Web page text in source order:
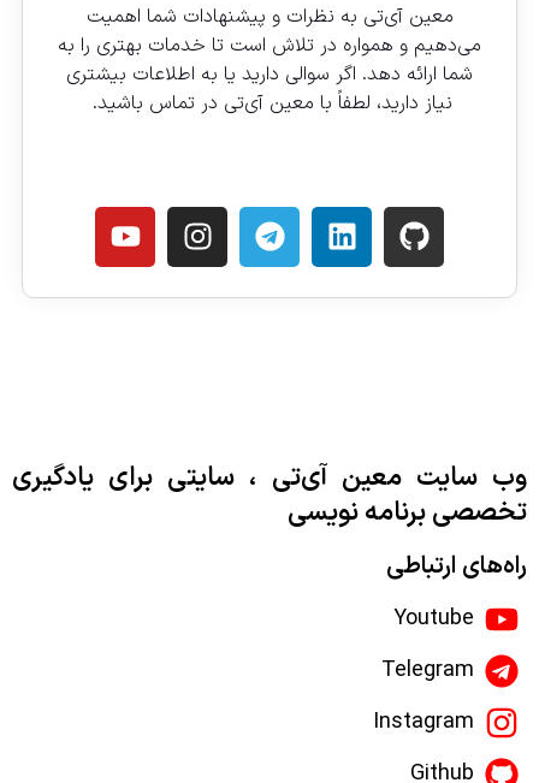
معین آی‌تی به نظرات و پیشنهادات شما اهمیت
می‌دهیم و همواره در تلاش است تا خدمات بهتری را به
شما ارائه دهد. اگر سوالی دارید یا به اطلاعات بیشتری
نیاز دارید، لطفاً با معین آی‌تی در تماس باشید.
وب سایت معین آی‌تی ، سایتی برای یادگیری
تخصصی برنامه نویسی
راه‌های ارتباطی
Youtube
Telegram
Instagram
Github